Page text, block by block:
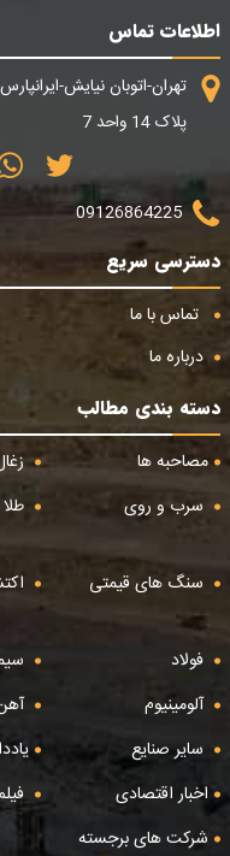
اطلاعات تماس
تهران-اتوبان نیایش-
پلاک 14 واحد 7
09126864225
دسترسی سریع
تماس با ما
درباره ما
دسته بندی مطالب
مصاحبه ها
سرب و روی
طلا
سنگ های قیمتی
فولاد
آلومینیوم
سایر صنایع
اخبار اقتصادی
شرکت های برجسته